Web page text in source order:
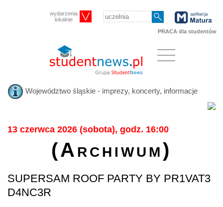
wydarzenia
lokalnie
PRACA dla studentów
Województwo śląskie - imprezy, koncerty, informacje
13 czerwca 2026 (sobota), godz. 16:00
(Archiwum)
SUPERSAM ROOF PARTY BY PR1VAT3
D4NC3R